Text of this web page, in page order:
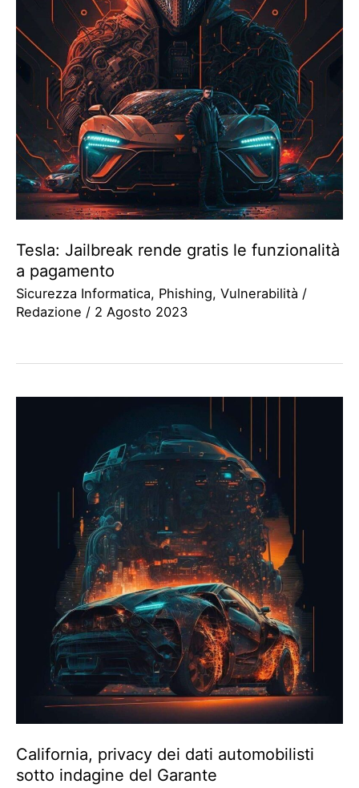
Tesla: Jailbreak rende gratis le funzionalità
a pagamento
Sicurezza Informatica, Phishing, Vulnerabilità /
Redazione / 2 Agosto 2023
California, privacy dei dati automobilisti
sotto indagine del Garante